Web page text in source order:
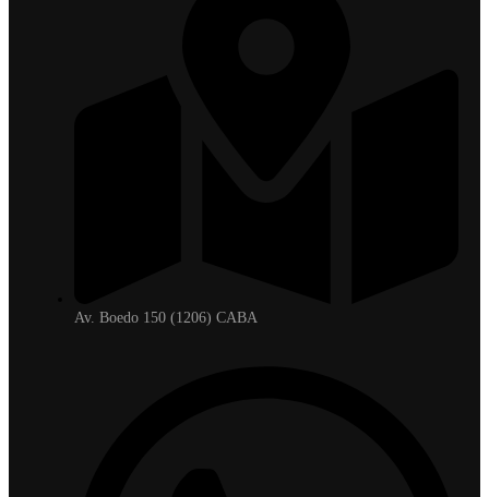
Av. Boedo 150 (1206) CABA